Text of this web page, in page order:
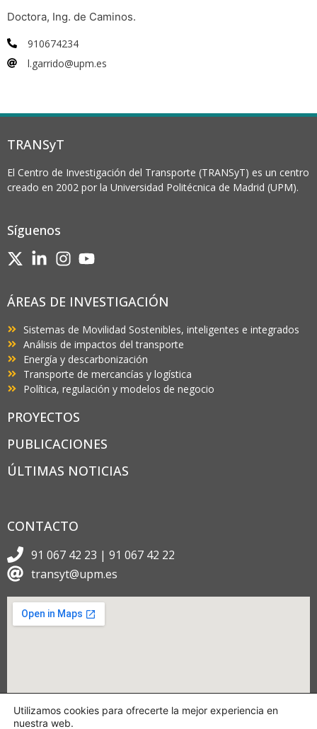
Doctora, Ing. de Caminos.
910674234
l.garrido@upm.es
TRANSyT
El Centro de Investigación del Transporte (TRANSyT) es un centro
creado en 2002 por la Universidad Politécnica de Madrid (UPM).
Síguenos
ÁREAS DE INVESTIGACIÓN
Sistemas de Movilidad Sostenibles, inteligentes e integrados
Análisis de impactos del transporte
Energía y descarbonización
Transporte de mercancías y logística
Política, regulación y modelos de negocio
PROYECTOS
PUBLICACIONES
ÚLTIMAS NOTICIAS
CONTACTO
91 067 42 23 | 91 067 42 22
transyt@upm.es
Utilizamos cookies para ofrecerte la mejor experiencia en
nuestra web.